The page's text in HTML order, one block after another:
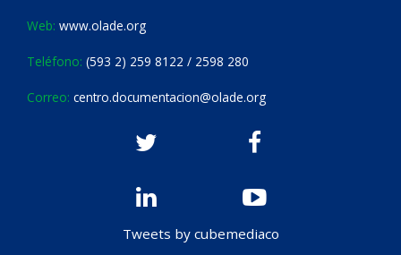
Web: www.olade.org
Teléfono: (593 2) 259 8122 / 2598 280
Correo: centro.documentacion@olade.org
Tweets by cubemediaco